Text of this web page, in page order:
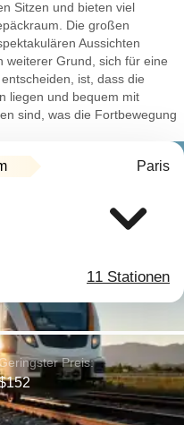
Sitzen und bieten viel
Die großen
Aussichten
weiterer Grund, sich für eine
ist, dass die
liegen und bequem mit
sind, was die Fortbewegung
Paris
11 Stationen
Preis: